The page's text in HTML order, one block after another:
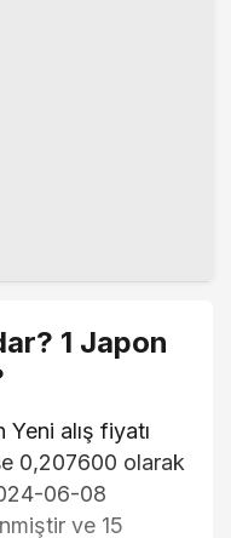
1 Japon
alış fiyatı
0,207600 olarak
06-08
ve 15